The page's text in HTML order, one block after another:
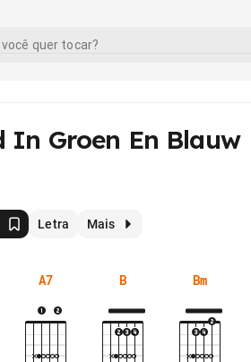
In Groen En Blauw
Letra Mais
A7 B Bm